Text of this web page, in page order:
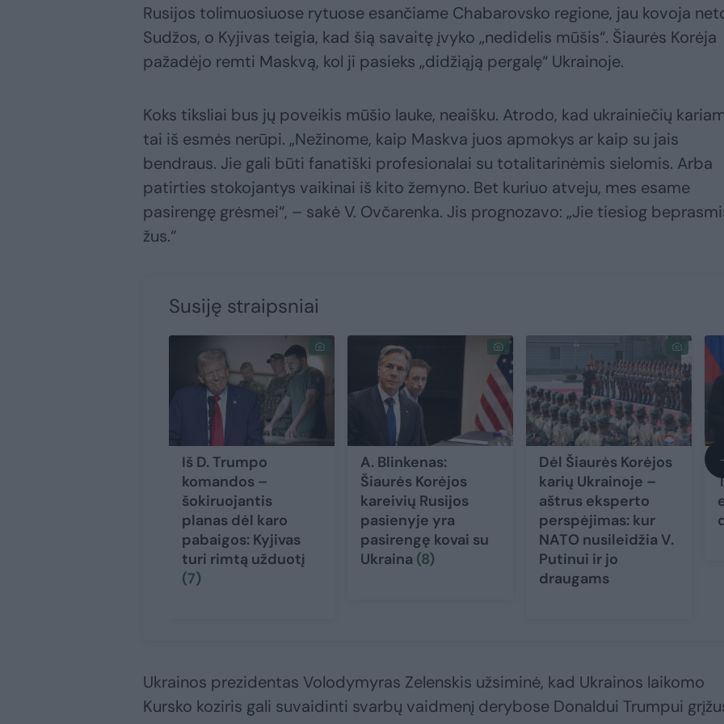
Rusijos tolimuosiuose rytuose esančiame Chabarovsko regione, jau kovoja
Sudžos, o Kyjivas teigia, kad šią savaitę įvyko „nedidelis mūšis“. Šiaurės Korėja
pažadėjo remti Maskvą, kol ji pasieks „didžiąją pergalę“ Ukrainoje.
Koks tiksliai bus jų poveikis mūšio lauke, neaišku. Atrodo, kad ukrainiečių
tai iš esmės nerūpi. „Nežinome, kaip Maskva juos apmokys ar kaip su jais
bendraus. Jie gali būti fanatiški profesionalai su totalitarinėmis sielomis. Arba
patirties stokojantys vaikinai iš kito žemyno. Bet kuriuo atveju, mes esame
pasirengę grėsmei“, – sakė V. Ovčarenka. Jis prognozavo: „Jie tiesiog
žus.“
Susiję straipsniai
Iš D. Trumpo
komandos –
šokiruojantis
planas dėl karo
pabaigos: Kyjivas
turi rimtą užduotį
(7)
A. Blinkenas:
Šiaurės Korėjos
kareivių Rusijos
pasienyje yra
pasirengę kovai su
Ukraina (8)
Dėl Šiaurės Korėjos
karių Ukrainoje –
aštrus eksperto
perspėjimas: kur
NATO nusileidžia V.
Putinui ir jo
draugams
Ukrainos prezidentas Volodymyras Zelenskis užsiminė, kad Ukrainos laikomo
Kursko koziris gali suvaidinti svarbų vaidmenį derybose Donaldui Trumpui